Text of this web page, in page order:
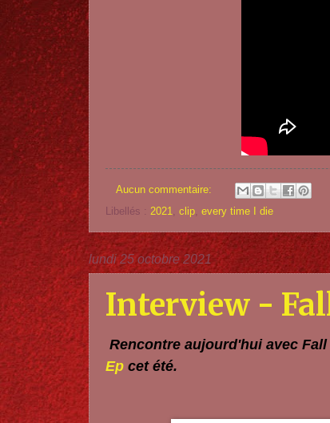
Aucun commentaire:
Libellés : 2021 clip every time I die
lundi 25 octobre 2021
Interview -
Rencontre aujourd'hui avec
Ep cet été.